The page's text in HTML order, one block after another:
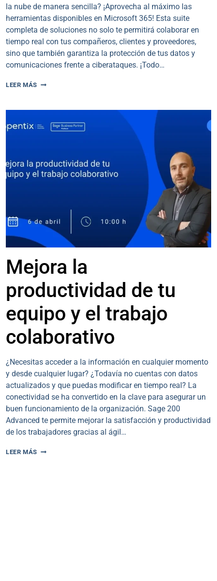
la nube de manera sencilla? ¡Aprovecha al máximo las
herramientas disponibles en Microsoft 365! Esta suite
completa de soluciones no solo te permitirá colaborar en
tiempo real con tus compañeros, clientes y proveedores,
sino que también garantiza la protección de tus datos y
comunicaciones frente a ciberataques. ¡Todo…
LEER MÁS CÓMO
PRODUCTIVIDAD
MICROSOFT
Mejora la
productividad de tu
equipo y el trabajo
colaborativo
¿Necesitas acceder a la información en cualquier momento
y desde cualquier lugar? ¿Todavía no cuentas con datos
actualizados y que puedas modificar en tiempo real? La
conectividad se ha convertido en la clave para asegurar un
buen funcionamiento de la organización. Sage 200
Advanced te permite mejorar la satisfacción y productividad
de los trabajadores gracias al ágil…
LEER MÁS MEJORA